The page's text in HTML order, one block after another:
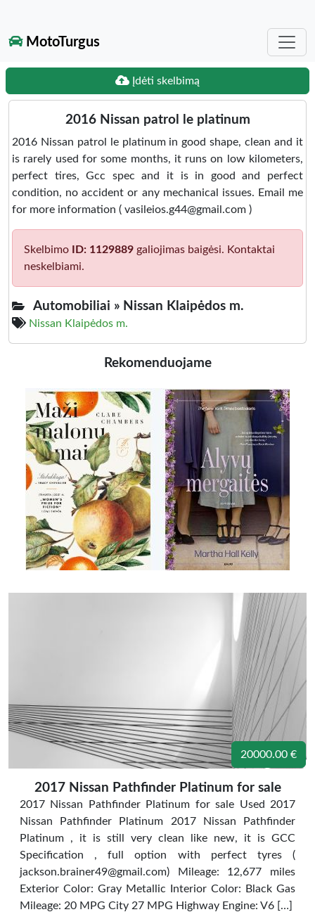
MotoTurgus
Įdėti skelbimą
2016 Nissan patrol le platinum
2016 Nissan patrol le platinum in good shape, clean and it
is rarely used for some months, it runs on low kilometers,
perfect tires, Gcc spec and it is in good and perfect
condition, no accident or any mechanical issues. Email me
for more information ( vasileios.g44@gmail.com )
Skelbimo ID: 1129889 galiojimas baigėsi. Kontaktai
neskelbiami.
Automobiliai » Nissan Klaipėdos m.
Nissan Klaipėdos m.
Rekomenduojame
20000.00 €
2017 Nissan Pathfinder Platinum for sale
2017 Nissan Pathfinder Platinum for sale Used 2017
Nissan Pathfinder Platinum 2017 Nissan Pathfinder
Platinum , it is still very clean like new, it is GCC
Specification , full option with perfect tyres (
jackson.brainer49@gmail.com) Mileage: 12,677 miles
Exterior Color: Gray Metallic Interior Color: Black Gas
Mileage: 20 MPG City 27 MPG Highway Engine: V6 […]